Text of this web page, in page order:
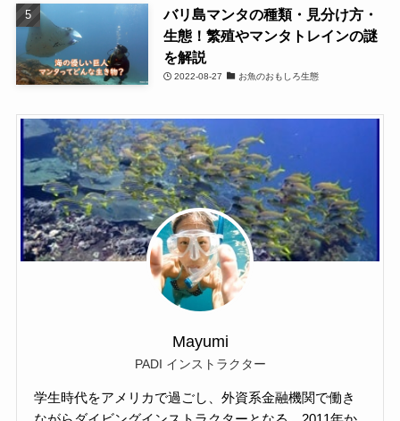
バリ島マンタの種類・見分け方・
生態！繁殖やマンタトレインの謎
を解説
2022-08-27 お魚のおもしろ生態
Mayumi
PADI インストラクター
学生時代をアメリカで過ごし、外資系金融機関で働き